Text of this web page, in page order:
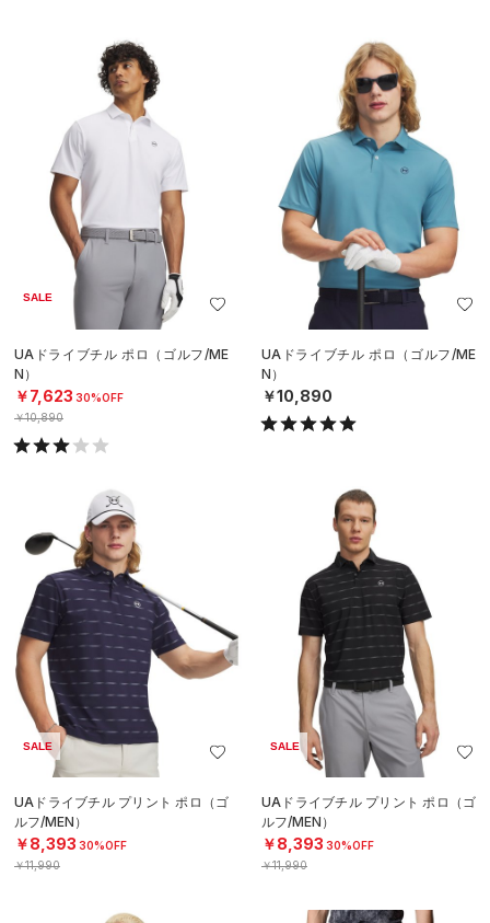
SALE
UAドライブチル ポロ（ゴルフ/ME
N）
￥7,623 30%OFF
￥10,890
UAドライブチル ポロ（ゴルフ/ME
N）
￥10,890
SALE
UAドライブチル プリント ポロ（ゴ
ルフ/MEN）
￥8,393 30%OFF
￥11,990
SALE
UAドライブチル プリント ポロ（ゴ
ルフ/MEN）
￥8,393 30%OFF
￥11,990